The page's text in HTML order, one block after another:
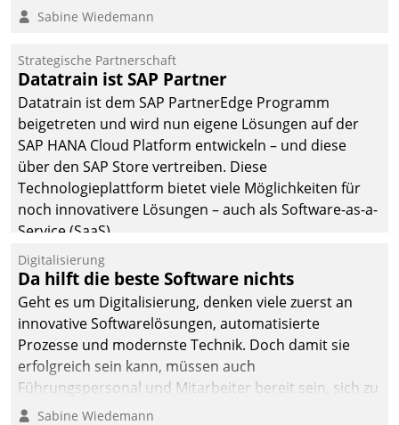
Sabine Wiedemann
Strategische Partnerschaft
Datatrain ist SAP Partner
Datatrain ist dem SAP PartnerEdge Programm
beigetreten und wird nun eigene Lösungen auf der
SAP HANA Cloud Platform entwickeln – und diese
über den SAP Store vertreiben. Diese
Technologieplattform bietet viele Möglichkeiten für
noch innovativere Lösungen – auch als Software-as-a-
Service (SaaS).
Digitalisierung
Da hilft die beste Software nichts
Geht es um Digitalisierung, denken viele zuerst an
innovative Softwarelösungen, automatisierte
Prozesse und modernste Technik. Doch damit sie
erfolgreich sein kann, müssen auch
Führungspersonal und Mitarbeiter bereit sein, sich zu
verändern und anzupassen, sonst werden sie an ihr
Sabine Wiedemann